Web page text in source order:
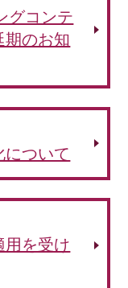
グコンテ
期のお知
について
用を受け